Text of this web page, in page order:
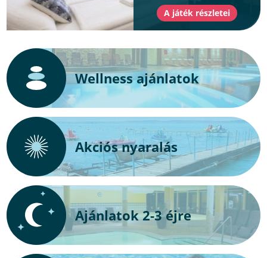
Wellness ajánlatok
Akciós nyaralás
Ajánlatok 2-3 éjre